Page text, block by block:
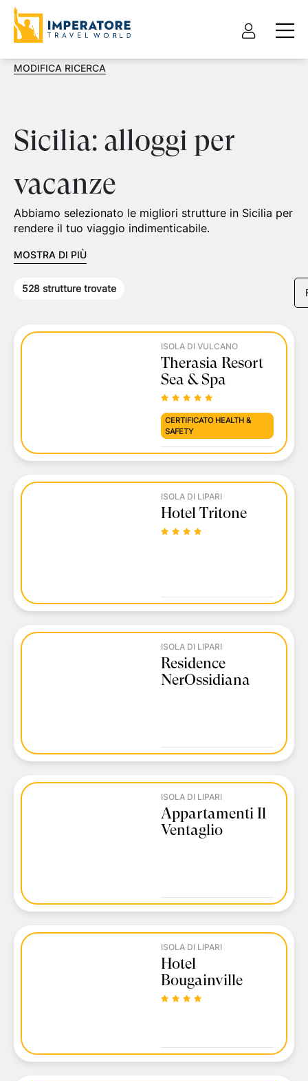
MODIFICA RICERCA
Sicilia: alloggi per
vacanze
Abbiamo selezionato le migliori strutture in Sicilia per
rendere il tuo viaggio indimenticabile.
MOSTRA DI PIÙ
528 strutture trovate
ISOLA DI VULCANO
Therasia Resort
Sea & Spa
CERTIFICATO HEALTH &
SAFETY
ISOLA DI LIPARI
Hotel Tritone
ISOLA DI LIPARI
Residence
NerOssidiana
ISOLA DI LIPARI
Appartamenti Il
Ventaglio
ISOLA DI LIPARI
Hotel
Bougainville